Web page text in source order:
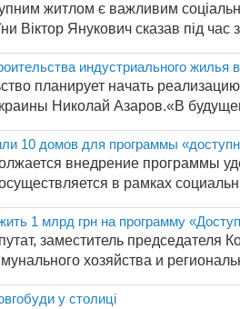
житлом є важливим
Віктор Янукович сказав під час
индустриального жилья
планирует начать
Николай Азаров.«В
10 домов для программы
внедрение программы
в рамках
1 млрд грн на программу
заместитель председателя
хозяйства и
у столиці